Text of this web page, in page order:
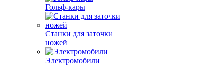
Гольф-кары
Станки для заточки
ножей
Электромобили